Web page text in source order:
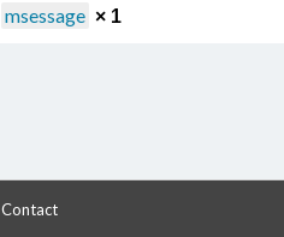
msessage × 1
Contact